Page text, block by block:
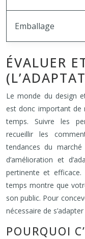
Emballage
ÉVALUER
Le monde du design
est donc important de
temps. Suivre les
recueillir les
tendances du
d’amélioration et
pertinente et
temps montre que
son public. Pour
nécessaire de
POURQUOI